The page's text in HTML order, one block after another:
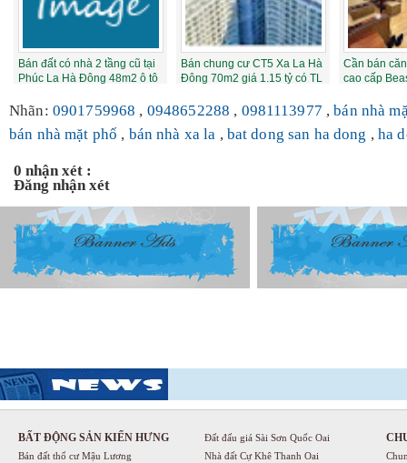
Bán đất có nhà 2 tầng cũ tại
Phúc La Hà Đông 48m2 ô tô
Bán chung cư CT5 Xa La Hà
Đông 70m2 giá 1.15 tỷ có TL
Cần bán
cao cấp
Nhãn: 0901759968 , 0948652288 , 0981113977 ,bán nhà
bán nhà mặt phố , bán nhà xa la , bat dong san ha dong ,ha
0 nhận xét :
Đăng nhận xét
BẤT ĐỘNG SẢN KIẾN HƯNG
Bán đất thổ cư Mậu Lương
Đất đấu giá Sài Sơn Quốc Oai
Nhà đất Cự Khê Thanh Oai